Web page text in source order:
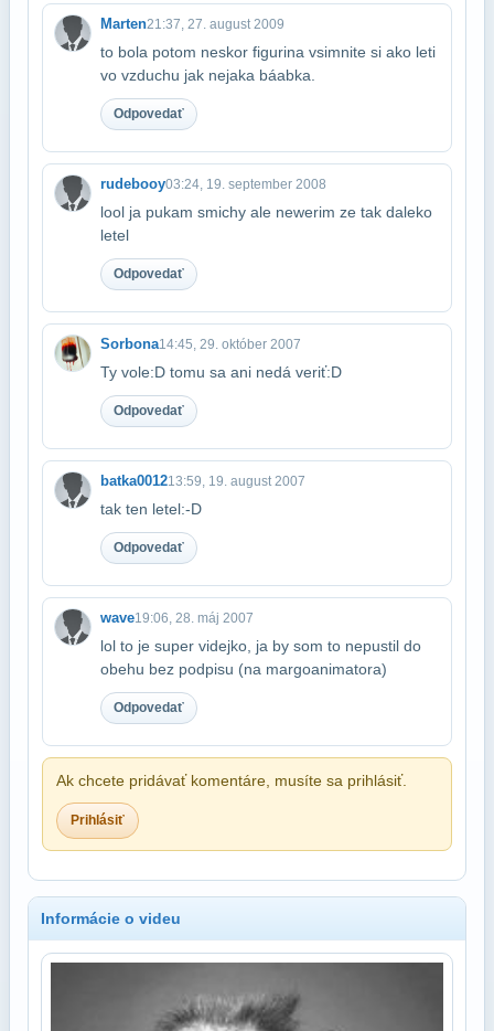
Marten21:37, 27. august 2009
to bola potom neskor figurina vsimnite si ako leti
vo vzduchu jak nejaka báabka.
Odpovedať
rudebooy03:24, 19. september 2008
lool ja pukam smichy ale newerim ze tak daleko
letel
Odpovedať
Sorbona14:45, 29. október 2007
Ty vole:D tomu sa ani nedá veriť:D
Odpovedať
batka001213:59, 19. august 2007
tak ten letel:-D
Odpovedať
wave19:06, 28. máj 2007
lol to je super videjko, ja by som to nepustil do
obehu bez podpisu (na margo​animatora)
Odpovedať
Ak chcete pridávať komentáre, musíte sa prihlásiť.
Prihlásiť
Informácie o videu